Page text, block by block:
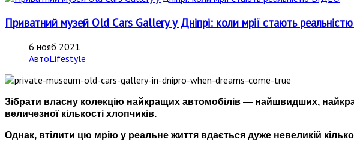
Приватний музей Old Cars Gallery у Дніпрі: коли мрії стають
6 нояб 2021
АвтоLifestyle
Зібрати власну колекцію найкращих автомобілів — найшвидших,
величезної кількості хлопчиків.
Однак, втілити цю мрію у реальне життя вдається дуже невеликій